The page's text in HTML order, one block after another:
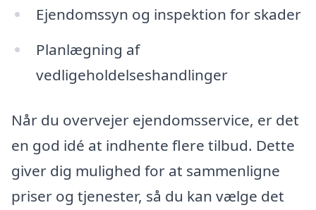
Ejendomssyn og inspektion for skader
Planlægning af
vedligeholdelseshandlinger
Når du overvejer ejendomsservice, er det
en god idé at indhente flere tilbud. Dette
giver dig mulighed for at sammenligne
priser og tjenester, så du kan vælge det